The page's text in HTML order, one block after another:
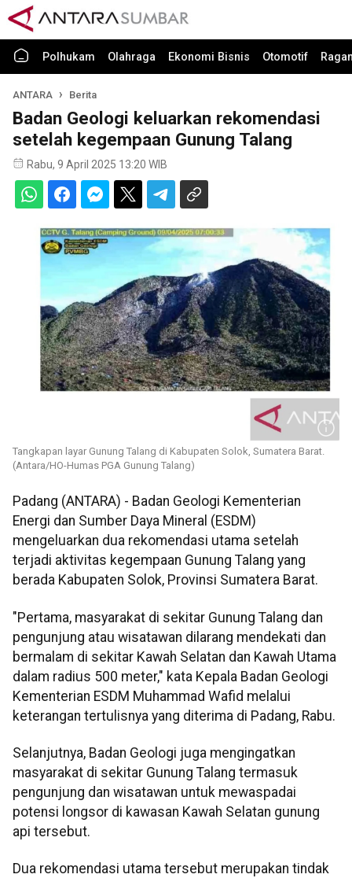
Polhukam Olahraga Ekonomi Bisnis Otomotif
ANTARA Berita
Badan Geologi keluarkan rekomendasi
setelah kegempaan Gunung Talang
Rabu, 9 April 2025 13:20 WIB
Tangkapan layar Gunung Talang di Kabupaten Solok, Sumatera Barat.
(Antara/HO-Humas PGA Gunung Talang)
Padang (ANTARA) - Badan Geologi Kementerian
Energi dan Sumber Daya Mineral (ESDM)
mengeluarkan dua rekomendasi utama setelah
terjadi aktivitas kegempaan Gunung Talang yang
berada Kabupaten Solok, Provinsi Sumatera Barat.
"Pertama, masyarakat di sekitar Gunung Talang dan
pengunjung atau wisatawan dilarang mendekati dan
bermalam di sekitar Kawah Selatan dan Kawah Utama
dalam radius 500 meter," kata Kepala Badan Geologi
Kementerian ESDM Muhammad Wafid melalui
keterangan tertulisnya yang diterima di Padang, Rabu.
Selanjutnya, Badan Geologi juga mengingatkan
masyarakat di sekitar Gunung Talang termasuk
pengunjung dan wisatawan untuk mewaspadai
potensi longsor di kawasan Kawah Selatan gunung
api tersebut.
Dua rekomendasi utama tersebut merupakan tindak